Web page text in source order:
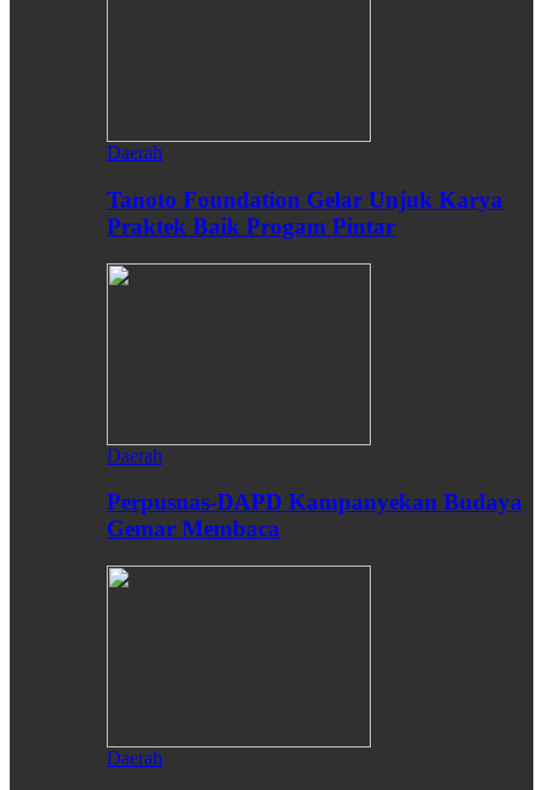
Daerah
Tanoto Foundation Gelar Unjuk Karya
Praktek Baik Progam Pintar
Daerah
Perpusnas-DAPD Kampanyekan Budaya
Gemar Membaca
Daerah